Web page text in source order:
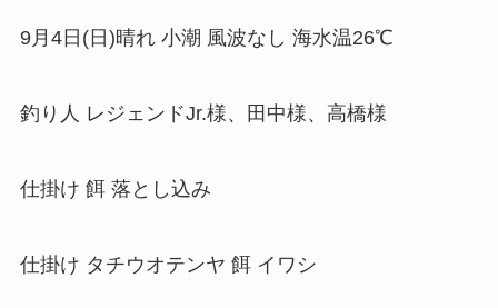
9月4日(日)晴れ 小潮 風波なし 海水温26℃
釣り人 レジェンドJr.様、田中様、高橋様
仕掛け 餌 落とし込み
仕掛け タチウオテンヤ 餌 イワシ